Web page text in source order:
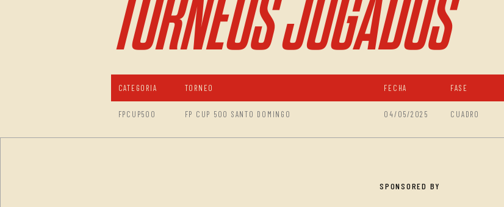
TORNEOS JUGADOS
CATEGORIA TORNEO FECHA FASE
FPCUP500 FP CUP 500 SANTO DOMINGO 04/05/2025 CUADRO
SPONSORED BY